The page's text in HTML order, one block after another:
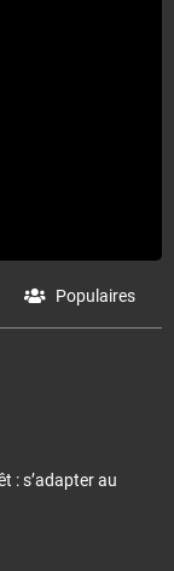
Populaires
: s’adapter au